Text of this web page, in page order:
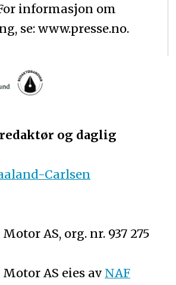
informasjon om
se: www.presse.no.
og daglig
Carlsen
AS, org. nr. 937 275
AS eies av NAF